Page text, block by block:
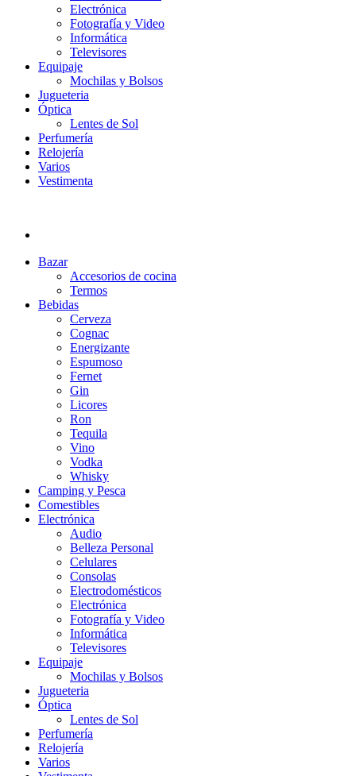
Electrónica
Fotografía y Video
Informática
Televisores
Equipaje
Mochilas y Bolsos
Jugueteria
Óptica
Lentes de Sol
Perfumería
Relojería
Varios
Vestimenta
Bazar
Accesorios de cocina
Termos
Bebidas
Cerveza
Cognac
Energizante
Espumoso
Fernet
Gin
Licores
Ron
Tequila
Vino
Vodka
Whisky
Camping y Pesca
Comestibles
Electrónica
Audio
Belleza Personal
Celulares
Consolas
Electrodomésticos
Electrónica
Fotografía y Video
Informática
Televisores
Equipaje
Mochilas y Bolsos
Jugueteria
Óptica
Lentes de Sol
Perfumería
Relojería
Varios